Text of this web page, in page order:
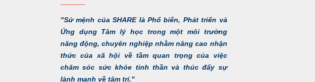
"Sứ mệnh của SHARE là Phổ biến, Phát triển và
Ứng dụng Tâm lý học trong một môi trường
năng động, chuyên nghiệp nhằm nâng cao nhận
thức của xã hội về tầm quan trọng của việc
chăm sóc sức khỏe tinh thần và thúc đẩy sự
lành mạnh về tâm trí."